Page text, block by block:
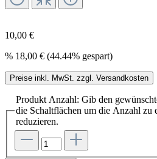
10,00 €
% 18,00 € (44.44% gespart)
Preise inkl. MwSt. zzgl. Versandkosten
Produkt Anzahl: Gib den
die Schaltflächen um die Anzahl zu
reduzieren.